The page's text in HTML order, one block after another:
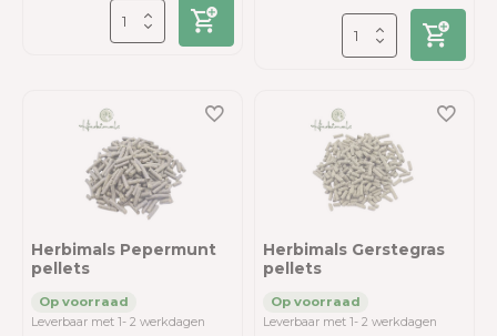
Herbimals Pepermunt
pellets
Leverbaar met 1- 2 werkdagen
Herbimals Gerstegras
pellets
Leverbaar met 1- 2 werkdagen